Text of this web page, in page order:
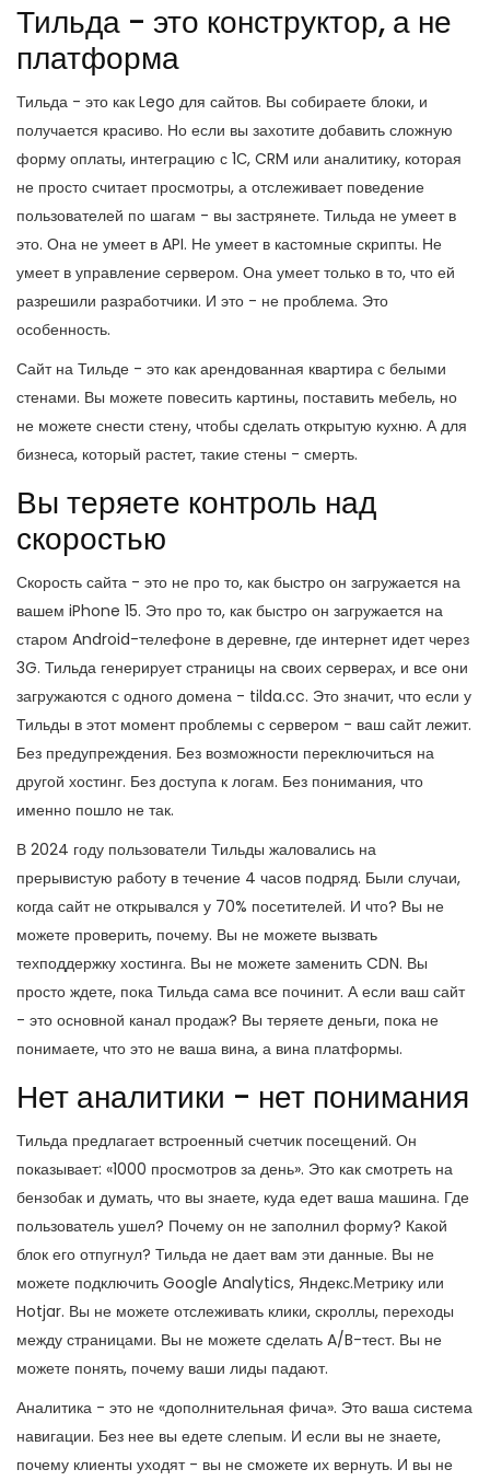
Тильда - это конструктор, а не
платформа
Тильда - это как Lego для сайтов. Вы собираете блоки, и
получается красиво. Но если вы захотите добавить сложную
форму оплаты, интеграцию с 1С, CRM или аналитику, которая
не просто считает просмотры, а отслеживает поведение
пользователей по шагам - вы застрянете. Тильда не умеет в
это. Она не умеет в API. Не умеет в кастомные скрипты. Не
умеет в управление сервером. Она умеет только в то, что ей
разрешили разработчики. И это - не проблема. Это
особенность.
Сайт на Тильде - это как арендованная квартира с белыми
стенами. Вы можете повесить картины, поставить мебель, но
не можете снести стену, чтобы сделать открытую кухню. А для
бизнеса, который растет, такие стены - смерть.
Вы теряете контроль над
скоростью
Скорость сайта - это не про то, как быстро он загружается на
вашем iPhone 15. Это про то, как быстро он загружается на
старом Android-телефоне в деревне, где интернет идет через
3G. Тильда генерирует страницы на своих серверах, и все они
загружаются с одного домена - tilda.cc. Это значит, что если у
Тильды в этот момент проблемы с сервером - ваш сайт лежит.
Без предупреждения. Без возможности переключиться на
другой хостинг. Без доступа к логам. Без понимания, что
именно пошло не так.
В 2024 году пользователи Тильды жаловались на
прерывистую работу в течение 4 часов подряд. Были случаи,
когда сайт не открывался у 70% посетителей. И что? Вы не
можете проверить, почему. Вы не можете вызвать
техподдержку хостинга. Вы не можете заменить CDN. Вы
просто ждете, пока Тильда сама все починит. А если ваш сайт
- это основной канал продаж? Вы теряете деньги, пока не
понимаете, что это не ваша вина, а вина платформы.
Нет аналитики - нет понимания
Тильда предлагает встроенный счетчик посещений. Он
показывает: «1000 просмотров за день». Это как смотреть на
бензобак и думать, что вы знаете, куда едет ваша машина. Где
пользователь ушел? Почему он не заполнил форму? Какой
блок его отпугнул? Тильда не дает вам эти данные. Вы не
можете подключить Google Analytics, Яндекс.Метрику или
Hotjar. Вы не можете отслеживать клики, скроллы, переходы
между страницами. Вы не можете сделать A/B-тест. Вы не
можете понять, почему ваши лиды падают.
Аналитика - это не «дополнительная фича». Это ваша система
навигации. Без нее вы едете слепым. И если вы не знаете,
почему клиенты уходят - вы не сможете их вернуть. И вы не